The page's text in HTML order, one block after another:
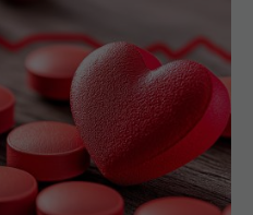
mortalității în boala